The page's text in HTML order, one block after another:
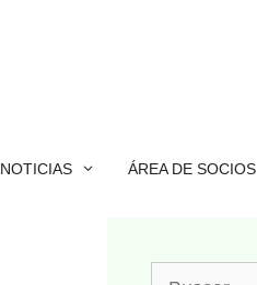
NOTICIAS ÁREA DE SOCIOS